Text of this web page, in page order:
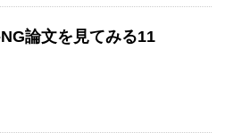
論文を見てみる11